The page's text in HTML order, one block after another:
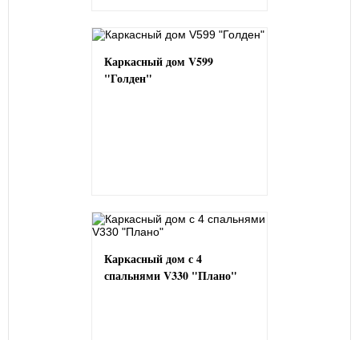
Каркасный дом V599
"Голден"
Каркасный дом с 4
спальнями V330 "Плано"